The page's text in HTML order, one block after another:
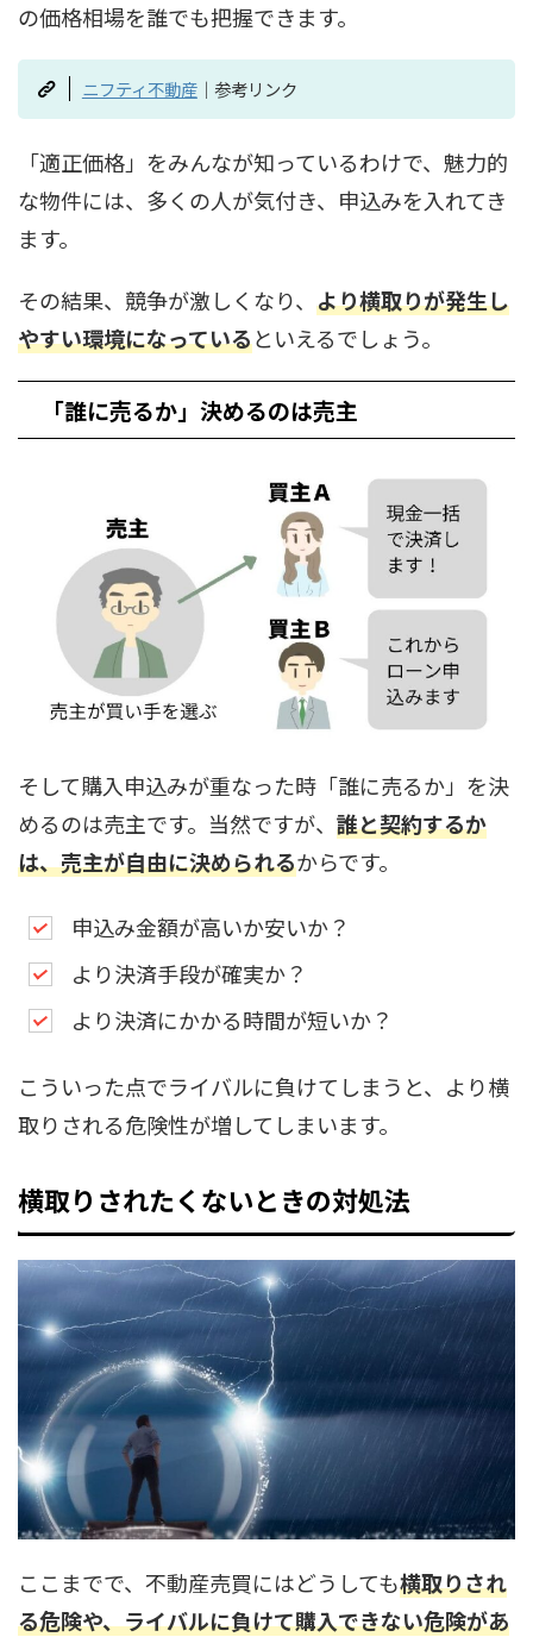
の価格相場を誰でも把握できます。
ニフティ不動産｜参考リンク
「適正価格」をみんなが知っているわけで、魅力的
な物件には、多くの人が気付き、申込みを入れてき
ます。
その結果、競争が激しくなり、 より横取りが発生し
やすい環境になっているといえるでしょう。
「誰に売るか」決めるのは売主
そして購入申込みが重なった時「誰に売るか」を決
めるのは売主です。当然ですが、 誰と契約するか
は、売主が自由に決められるからです。
申込み金額が高いか安いか？
より決済手段が確実か？
より決済にかかる時間が短いか？
こういった点でライバルに負けてしまうと、より横
取りされる危険性が増してしまいます。
横取りされたくないときの対処法
ここまでで、不動産売買にはどうしても横取りされ
る危険や、ライバルに負けて購入できない危険があ